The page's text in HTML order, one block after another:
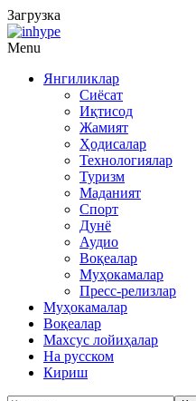
Загрузка
Menu
Янгиликлар
Сиёсат
Иқтисод
Жамият
Ҳодисалар
Технологиялар
Туризм
Маданият
Спорт
Дунё
Аудио
Воқеалар
Муҳокамалар
Пресс-релизлар
Муҳокамалар
Воқеалар
Махсус лойиҳалар
На русском
Кириш